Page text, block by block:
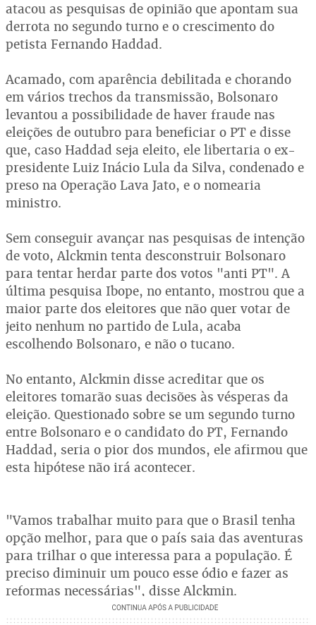
atacou as pesquisas de opinião que apontam sua
derrota no segundo turno e o crescimento do
petista Fernando Haddad.
Acamado, com aparência debilitada e chorando
em vários trechos da transmissão, Bolsonaro
levantou a possibilidade de haver fraude nas
eleições de outubro para beneficiar o PT e disse
que, caso Haddad seja eleito, ele libertaria o ex-
presidente Luiz Inácio Lula da Silva, condenado e
preso na Operação Lava Jato, e o nomearia
ministro.
Sem conseguir avançar nas pesquisas de intenção
de voto, Alckmin tenta desconstruir Bolsonaro
para tentar herdar parte dos votos "anti PT". A
última pesquisa Ibope, no entanto, mostrou que a
maior parte dos eleitores que não quer votar de
jeito nenhum no partido de Lula, acaba
escolhendo Bolsonaro, e não o tucano.
No entanto, Alckmin disse acreditar que os
eleitores tomarão suas decisões às vésperas da
eleição. Questionado sobre se um segundo turno
entre Bolsonaro e o candidato do PT, Fernando
Haddad, seria o pior dos mundos, ele afirmou que
esta hipótese não irá acontecer.
"Vamos trabalhar muito para que o Brasil tenha
opção melhor, para que o país saia das aventuras
para trilhar o que interessa para a população. É
preciso diminuir um pouco esse ódio e fazer as
reformas necessárias", disse Alckmin.